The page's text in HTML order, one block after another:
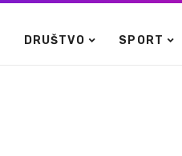
DRUŠTVO SPORT